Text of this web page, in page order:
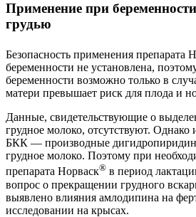
Применение при
грудью
Безопасность применения препарата
беременности не установлена,
беременности возможно только в
матери превышает риск для плода и
Данные, свидетельствующие о
грудное молоко, отсутствуют. Однако
БКК — производные
грудное молоко. Поэтому при
препарата Норваск® в период
вопрос о прекращении грудного
выявлено влияния амлодипина на
исследовании на крысах.